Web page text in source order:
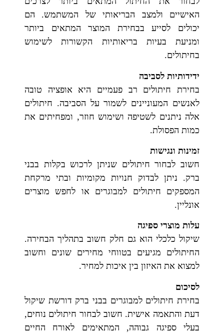
האישיים ולמצב הבריאותי של המשתמש. הם
יכולים לסייע בבחירת המוצר המתאים ביותר
ומניעת בעיות בריאותיות הקשורות לשימוש
בחיתולים.
ידידותיות לסביבה
בחירת חיתולים רב פעמיים היא אופציה טובה
לאנשים המעוניינים לשמור על הסביבה. חיתולים
אלה ניתנים לשטיפה ושימוש חוזר, ומפחיתים את
כמות הפסולת.
זמינות ונגישות
חשוב לבחור חיתולים שניתן לרכוש בקלות בבני
ברק. ניתן לבדוק חנויות מקומיות ובתי מרקחת
המספקים חיתולים למבוגרים או לחפש מוצרים
אונליין.
עלות מוצרי ספיגה
שיקול כלכלי הוא גם חלק חשוב בתהליך הבחירה.
החיתולים מגיעים בטווחי מחירים שונים וחשוב
למצוא את האיזון בין איכות למחיר.
לסיכום
בחירת חיתולים למבוגרים בבני ברק דורשת שיקול
דעת והתאמה אישית. חשוב לבחור חיתולים נוחים,
בעלי ספיגה גבוהה, המתאימים לאורח החיים